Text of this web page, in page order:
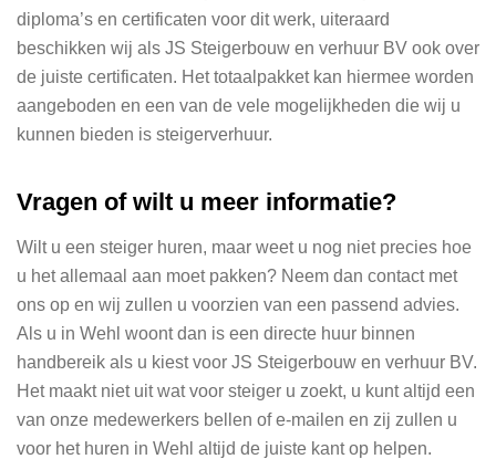
diploma’s en certificaten voor dit werk, uiteraard
beschikken wij als JS Steigerbouw en verhuur BV ook over
de juiste certificaten. Het totaalpakket kan hiermee worden
aangeboden en een van de vele mogelijkheden die wij u
kunnen bieden is steigerverhuur.
Vragen of wilt u meer informatie?
Wilt u een steiger huren, maar weet u nog niet precies hoe
u het allemaal aan moet pakken? Neem dan contact met
ons op en wij zullen u voorzien van een passend advies.
Als u in Wehl woont dan is een directe huur binnen
handbereik als u kiest voor JS Steigerbouw en verhuur BV.
Het maakt niet uit wat voor steiger u zoekt, u kunt altijd een
van onze medewerkers bellen of e-mailen en zij zullen u
voor het huren in Wehl altijd de juiste kant op helpen.